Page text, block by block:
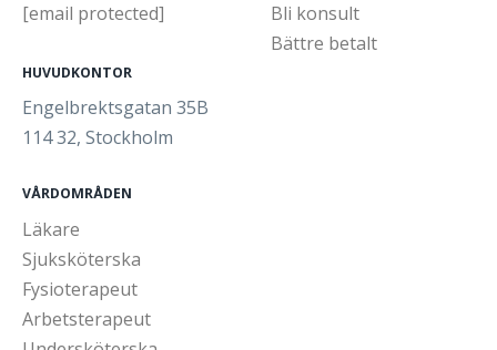
[email protected]
HUVUDKONTOR
Engelbrektsgatan 35B
114 32, Stockholm
Bli konsult
Bättre betalt
VÅRDOMRÅDEN
Läkare
Sjuksköterska
Fysioterapeut
Arbetsterapeut